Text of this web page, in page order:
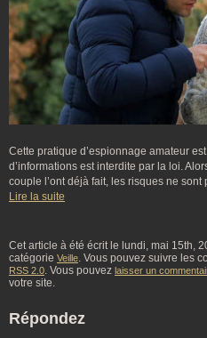
Cette pratique d’espionnage amateur
d’informations est interdite par la loi.
couple l’ont déjà fait, les risques ne
Lire la suite
Cet article à été écrit le lundi, mai 15th,
catégorie Veille. Vous pouvez suivre les
RSS 2.0. Vous pouvez laisser un
votre site.
Répondez